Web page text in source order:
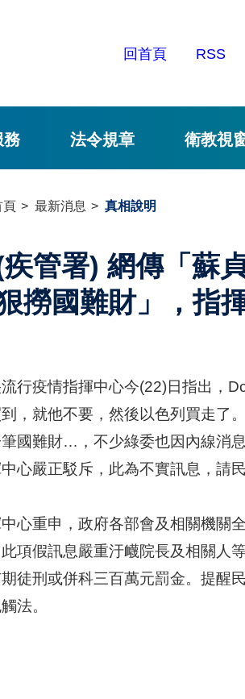
回首頁 RSS
務 法令規章 衛教視
頁 最新消息 真相說明
管署) 網傳「蘇
撈國難財」，指
行疫情指揮中心今(22)日指出，
，就他不要，然後以色列買走了
國難財…，不少綠委也因內線消
心嚴正駁斥，此為不實訊息，請
心重申，政府各部會及相關機關
項假訊息嚴重汙衊院長及相關人
徒刑或併科三百萬元罰金。提醒
法。